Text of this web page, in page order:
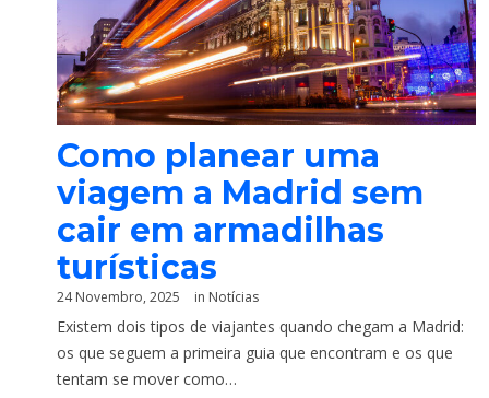
Como planear uma
viagem a Madrid sem
cair em armadilhas
turísticas
24 Novembro, 2025 in Notícias
Existem dois tipos de viajantes quando chegam a Madrid:
os que seguem a primeira guia que encontram e os que
tentam se mover como…